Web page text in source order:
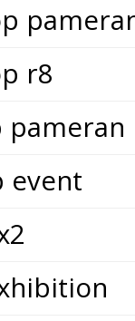
r8
pameran
event